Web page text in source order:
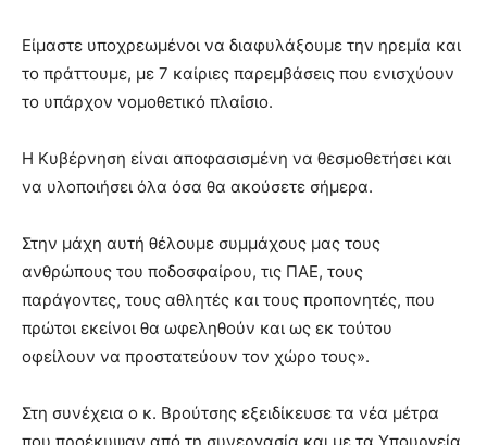
Είμαστε υποχρεωμένοι να διαφυλάξουμε την ηρεμία και
το πράττουμε, με 7 καίριες παρεμβάσεις που ενισχύουν
το υπάρχον νομοθετικό πλαίσιο.
Η Κυβέρνηση είναι αποφασισμένη να θεσμοθετήσει και
να υλοποιήσει όλα όσα θα ακούσετε σήμερα.
Στην μάχη αυτή θέλουμε συμμάχους μας τους
ανθρώπους του ποδοσφαίρου, τις ΠΑΕ, τους
παράγοντες, τους αθλητές και τους προπονητές, που
πρώτοι εκείνοι θα ωφεληθούν και ως εκ τούτου
οφείλουν να προστατεύουν τον χώρο τους».
Στη συνέχεια ο κ. Βρούτσης εξειδίκευσε τα νέα μέτρα